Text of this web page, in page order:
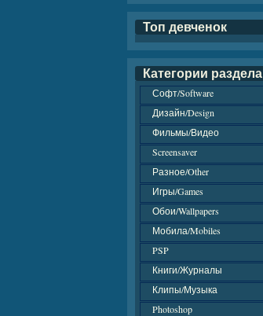
Топ девченок
Категории раздела
Софт/Software
Дизайн/Design
Фильмы/Видео
Screensaver
Разное/Other
Игры/Games
Обои/Wallpapers
Мобила/Mobiles
PSP
Книги/Журналы
Клипы/Музыка
Photoshop